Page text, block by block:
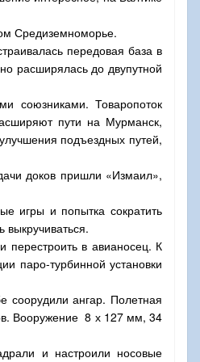
Средиземноморье.
передовая база в
расширялась до двупутной
союзниками. Товаропоток
пути на Мурманск,
подъездных путей,
доков пришли «Измаил»,
игры и попытка сократить
в авианосец. К
паро-турбинной установки
соорудили ангар. Полетная
Вооружение 8 х 127 мм, 34
и настроили носовые